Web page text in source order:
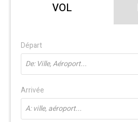
VOL
Départ
De: Ville, Aéroport...
Arrivée
À: ville, aéroport...